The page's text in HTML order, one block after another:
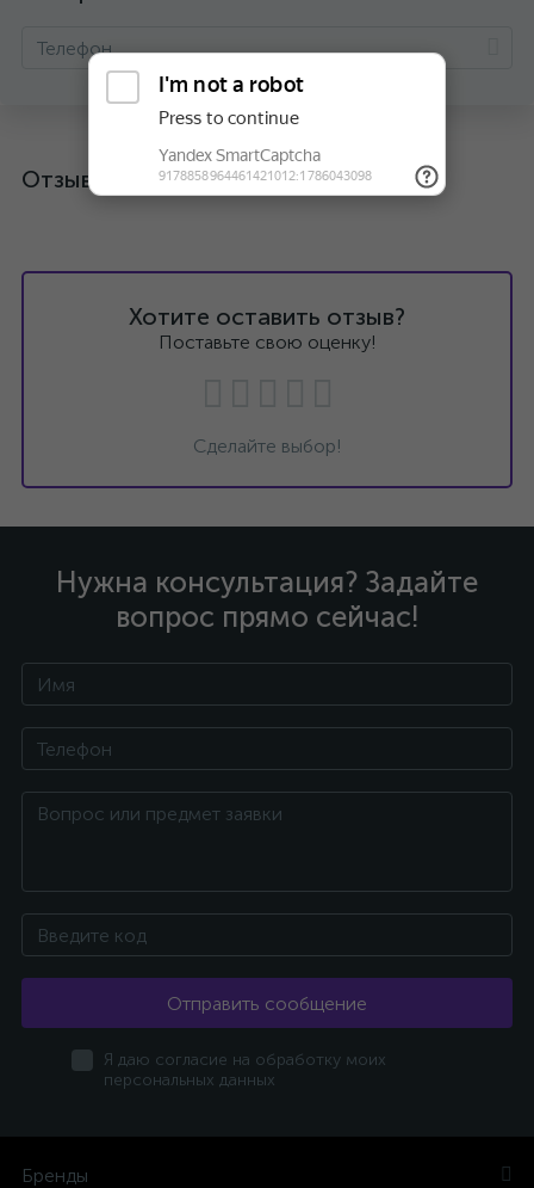
Отзывы
Хотите оставить отзыв?
Поставьте свою оценку!
Сделайте выбор!
Нужна консультация? Задайте
вопрос прямо сейчас!
Отправить сообщение
Я даю согласие на обработку моих
персональных данных
Бренды